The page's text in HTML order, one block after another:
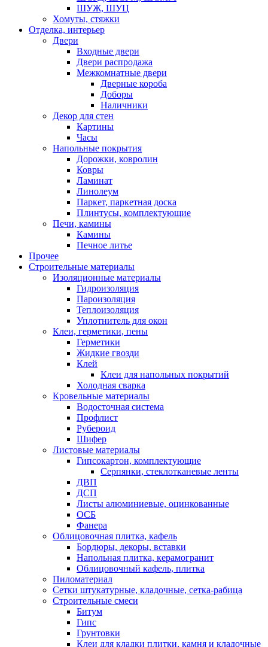
ШУЖ, ШУЦ
Хомуты, стяжки
Отделка, интерьер
Двери
Входные двери
Двери распродажа
Межкомнатные двери
Дверные короба
Доборы
Наличники
Декор для стен
Картины
Часы
Напольные покрытия
Дорожки, ковролин
Ковры
Ламинат
Линолеум
Паркет, паркетная доска
Плинтусы, комплектующие
Печи, камины
Камины
Печное литье
Прочее
Строительные материалы
Изоляционные материалы
Гидроизоляция
Пароизоляция
Теплоизоляция
Уплотнитель для окон
Клеи, герметики, пены
Герметики
Жидкие гвозди
Клей
Клеи для напольных покрытий
Холодная сварка
Кровельные материалы
Водосточная система
Профлист
Рубероид
Шифер
Листовые материалы
Гипсокартон, комплектующие
Серпянки, стеклотканевые ленты
ДВП
ДСП
Листы алюминиевые, оцинкованные
ОСБ
Фанера
Облицовочная плитка, кафель
Бордюры, декоры, вставки
Напольная плитка, керамогранит
Облицовочный кафель, плитка
Пиломатериал
Сетки штукатурные, кладочные, сетка-рабица
Строительные смеси
Битум
Гипс
Грунтовки
Клеи для кладки плитки, камня и кладочные